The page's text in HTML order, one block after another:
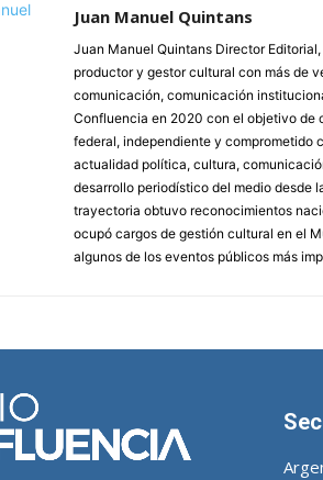
Juan Manuel Quintans
Juan Manuel Quintans Director
productor y gestor cultural con más de
comunicación, comunicación
Confluencia en 2020 con el objetivo de
federal, independiente y comprometido
actualidad política, cultura,
desarrollo periodístico del medio desde
trayectoria obtuvo reconocimientos
ocupó cargos de gestión cultural en el
algunos de los eventos públicos más